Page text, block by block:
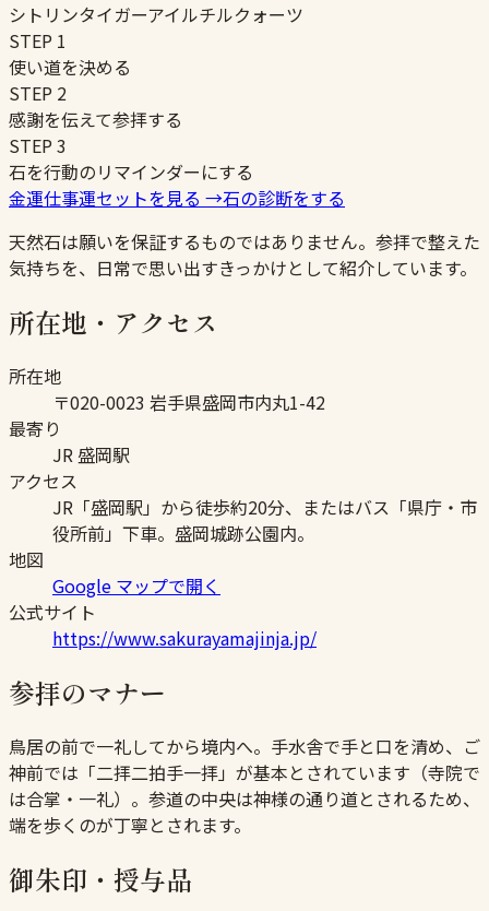
シトリンタイガーアイルチルクォーツ
STEP 1
使い道を決める
STEP 2
感謝を伝えて参拝する
STEP3
石を行動のリマインダーにする
金運仕事運セットを見る →石の診断をする
天然石は願いを保証するものではありません。参拝で整えた
気持ちを、日常で思い出すきっかけとして紹介しています。
所在地・アクセス
所在地
〒020-0023 岩手県盛岡市内丸1-42
最寄り
JR 盛岡駅
アクセス
JR「盛岡駅」から徒歩約20分、またはバス「県庁・市
役所前」下車。盛岡城跡公園内。
地図
Google マップで開く
公式サイト
https://www.sakurayamajinja.jp/
参拝のマナー
鳥居の前で一礼してから境内へ。手水舎で手と口を清め、ご
神前では「二拝二拍手一拝」が基本とされています（寺院で
は合掌・一礼）。参道の中央は神様の通り道とされるため、
端を歩くのが丁寧とされます。
御朱印・授与品